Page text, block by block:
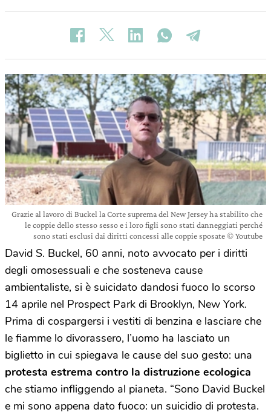
Grazie al lavoro di Buckel la Corte suprema del New Jersey ha stabilito che
le coppie dello stesso sesso e i loro figli sono stati danneggiati perché
sono stati esclusi dai diritti concessi alle coppie sposate © Youtube
David S. Buckel, 60 anni, noto avvocato per i diritti
degli omosessuali e che sosteneva cause
ambientaliste, si è suicidato dandosi fuoco lo scorso
14 aprile nel Prospect Park di Brooklyn, New York.
Prima di cospargersi i vestiti di benzina e lasciare che
le fiamme lo divorassero, l’uomo ha lasciato un
biglietto in cui spiegava le cause del suo gesto: una
protesta estrema contro la distruzione ecologica
che stiamo infliggendo al pianeta. “Sono David Buckel
e mi sono appena dato fuoco: un suicidio di protesta.